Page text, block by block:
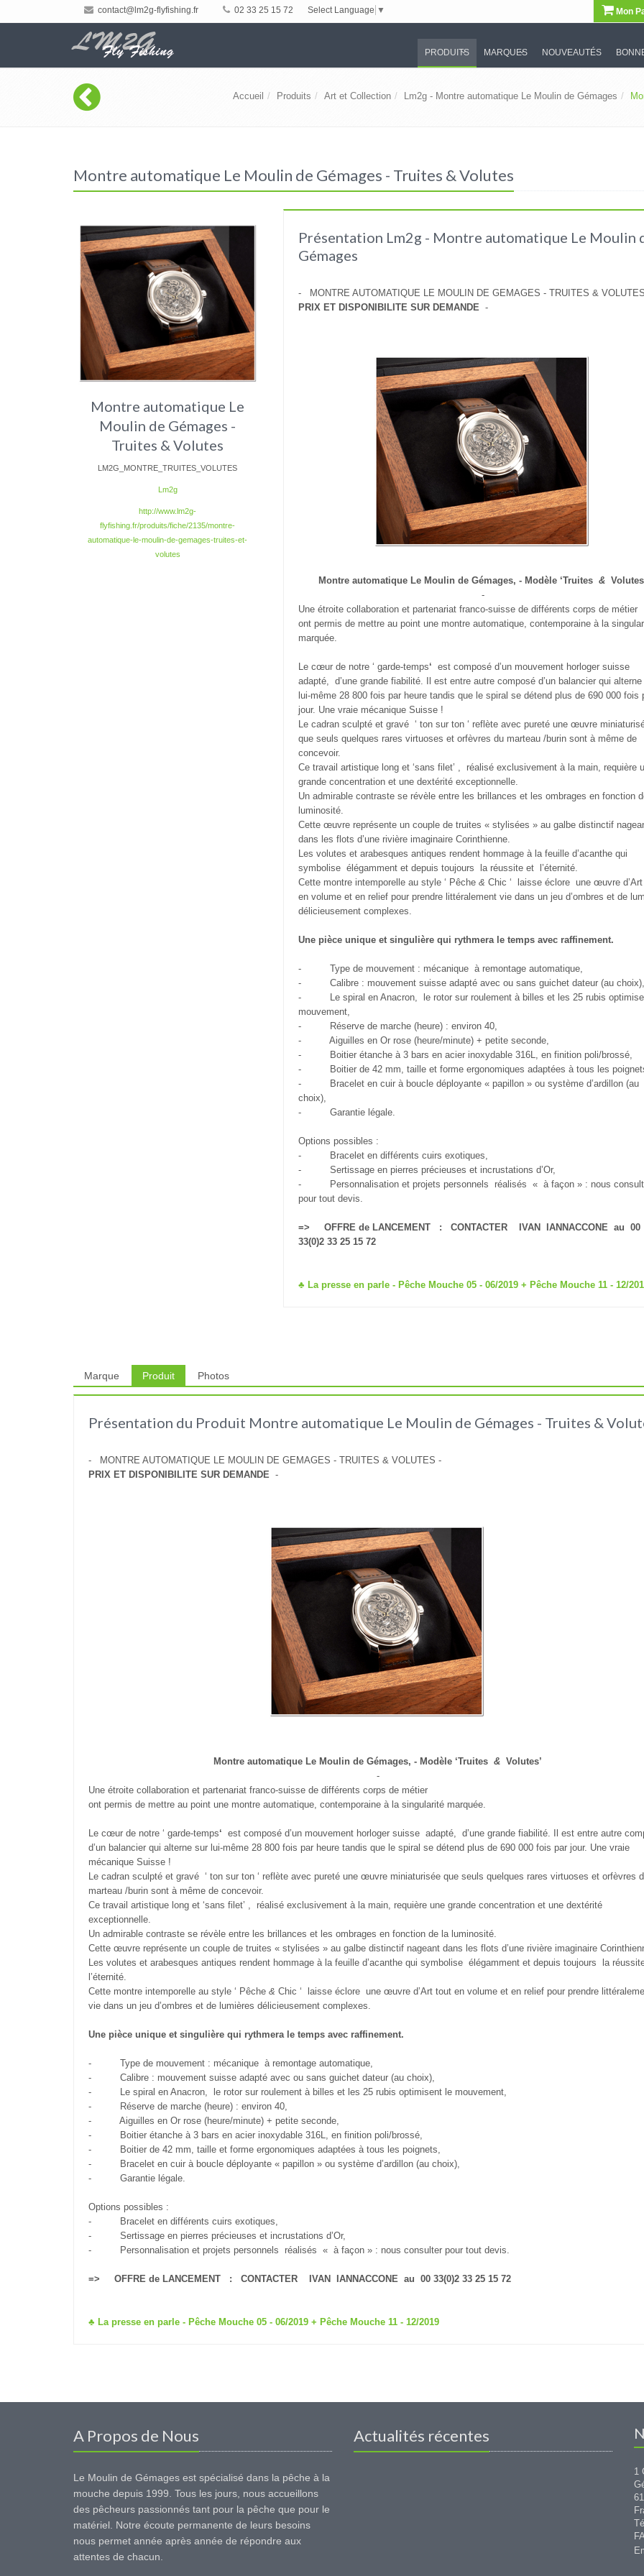
contact@lm2g-flyfishing.fr 02 33 25 15 72 Select Language ▼ Mon
PRODUITS MARQUES NOUVEAUTÉS
Accueil Produits Art et Collection Lm2g - Montre automatique Le Moulin de Gémages
Montre automatique Le Moulin de Gémages - Truites & Volutes
Montre automatique Le
Moulin de Gémages -
Truites & Volutes
LM2G_MONTRE_TRUITES_VOLUTES
Lm2g
http://www.lm2g-
flyfishing.fr/produits/fiche/2135/montre-
automatique-le-moulin-de-gemages-truites-et-
volutes
Présentation Lm2g - Montre automatique Le Moulin
Gémages
- MONTRE AUTOMATIQUE LE MOULIN DE GEMAGES - TRUITES &
PRIX ET DISPONIBILITE SUR DEMANDE -
Montre automatique Le Moulin de Gémages, - Modèle ‘Truites&
-
Une étroite collaboration et partenariat franco-suisse de différents corps de métier
ont permis de mettre au point une montre automatique, contemporaine à la
marquée.
Le cœur de notre ‘ garde-temps‘
est composé d’un mouvement horloger suisse
adapté,
d’une grande fiabilité. Il est entre autre composé d’un balancier qui
lui-même 28 800 fois par heure tandis que le spiral se détend plus de 690 000 fois
jour. Une vraie mécanique Suisse !
Le cadran sculpté et gravé ‘ ton sur ton ‘ reflète avec pureté une œuvre
que seuls quelques rares virtuoses et orfèvres du marteau /burin sont à même de
concevoir.
Ce travail artistique long et ‘sans filet’ ,
réalisé exclusivement à la main, requière
grande concentration et une dextérité exceptionnelle.
Un admirable contraste se révèle entre les brillances et les ombrages en fonction
luminosité.
Cette œuvre représente un couple de truites « stylisées » au galbe distinctif
dans les flots d’une rivière imaginaire Corinthienne.
Les volutes et arabesques antiques rendent hommage à la feuille d’acanthe qui
symbolise élégamment et depuis toujours la réussite et
l’éternité.
Cette montre intemporelle au style ‘ Pêche &Chic ‘ laisse éclore une œuvre
en volume et en relief pour prendre littéralement vie dans un jeu d’ombres et de
délicieusement complexes.
Une pièce unique et singulière qui rythmera le temps avec raffinement.
- Type de mouvement : mécanique à remontage automatique,
-
Calibre : mouvement suisse adapté avec ou sans guichet dateur (au
-
Le spiral en Anacron,
le rotor sur roulement à billes et les 25 rubis
mouvement,
-
Réserve de marche (heure) : environ 40,
-
Aiguilles en Or rose (heure/minute) + petite seconde,
-
Boitier étanche à 3 bars en acier inoxydable 316L, en finition poli/brossé,
-
Boitier de 42 mm, taille et forme ergonomiques adaptées à tous les
-
Bracelet en cuir à boucle déployante « papillon » ou système d’ardillon (au
choix),
-
Garantie légale.
Options possibles :
-
Bracelet en différents cuirs exotiques,
-
Sertissage en pierres précieuses et incrustations d’Or,
-
Personnalisation et projets personnels réalisés
« à façon » : nous
pour tout devis.
=> OFFRE de LANCEMENT : CONTACTER IVAN IANNACCONE au 00
33(0)2 33 25 15 72
♣ La presse en parle - Pêche Mouche 05 - 06/2019 + Pêche Mouche 11 - 12/
Marque Produit Photos
Présentation du Produit Montre automatique Le Moulin de Gémages - Truites &
- MONTRE AUTOMATIQUE LE MOULIN DE GEMAGES - TRUITES & VOLUTES -
PRIX ET DISPONIBILITE SUR DEMANDE -
Montre automatique Le Moulin de Gémages, - Modèle ‘Truites&Volutes’
-
Une étroite collaboration et partenariat franco-suisse de différents corps de métier
ont permis de mettre au point une montre automatique, contemporaine à la singularité marquée.
Le cœur de notre ‘ garde-temps‘ est composé d’un mouvement horloger suisse adapté, d’une grande fiabilité. Il est entre autre
d’un balancier qui alterne sur lui-même 28 800 fois par heure tandis que le spiral se détend plus de 690 000 fois par jour. Une vraie
mécanique Suisse !
Le cadran sculpté et gravé ‘ ton sur ton ‘ reflète avec pureté une œuvre miniaturisée que seuls quelques rares virtuoses et orfèvres
marteau /burin sont à même de concevoir.
Ce travail artistique long et ‘sans filet’ ,
réalisé exclusivement à la main, requière une grande concentration et une dextérité
exceptionnelle.
Un admirable contraste se révèle entre les brillances et les ombrages en fonction de la luminosité.
Cette œuvre représente un couple de truites « stylisées » au galbe distinctif nageant dans les flots d’une rivière imaginaire
Les volutes et arabesques antiques rendent hommage à la feuille d’acanthe qui symbolise élégamment et depuis toujours
la
l’éternité.
Cette montre intemporelle au style ‘ Pêche & Chic ‘ laisse éclore une œuvre d’Art tout en volume et en relief pour prendre
vie dans un jeu d’ombres et de lumières délicieusement complexes.
Une pièce unique et singulière qui rythmera le temps avec raffinement.
- Type de mouvement : mécanique à remontage automatique,
-
Calibre : mouvement suisse adapté avec ou sans guichet dateur (au choix),
-
Le spiral en Anacron,
le rotor sur roulement à billes et les 25 rubis optimisent le mouvement,
-
Réserve de marche (heure) : environ 40,
-
Aiguilles en Or rose (heure/minute) + petite seconde,
-
Boitier étanche à 3 bars en acier inoxydable 316L, en finition poli/brossé,
-
Boitier de 42 mm, taille et forme ergonomiques adaptées à tous les poignets,
-
Bracelet en cuir à boucle déployante « papillon » ou système d’ardillon (au choix),
-
Garantie légale.
Options possibles :
-
Bracelet en différents cuirs exotiques,
-
Sertissage en pierres précieuses et incrustations d’Or,
-
Personnalisation et projets personnels réalisés « à façon » : nous consulter pour tout devis.
=> OFFRE de LANCEMENT : CONTACTER IVAN IANNACCONE au 00 33(0)2 33 25 15 72
♣ La presse en parle - Pêche Mouche 05 - 06/2019 + Pêche Mouche 11 - 12/2019
A Propos de Nous
Le Moulin de Gémages est spécialisé dans la pêche à la
mouche depuis 1999. Tous les jours, nous accueillons
des pêcheurs passionnés tant pour la pêche que pour le
matériel. Notre écoute permanente de leurs besoins
nous permet année après année de répondre aux
attentes de chacun.
Actualités récentes
1